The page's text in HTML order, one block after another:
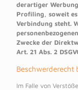
derartiger
Profiling, soweit
Verbindung steht.
Zwecke der
Art. 21 Abs. 2
Im Falle von